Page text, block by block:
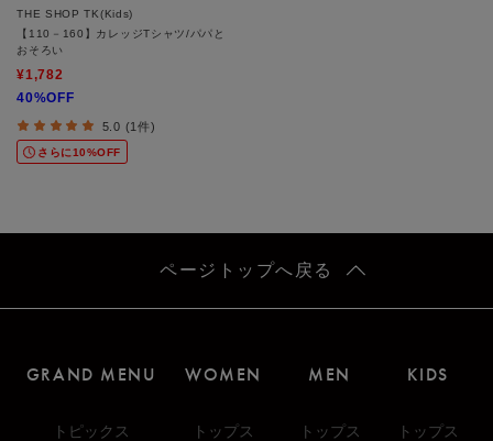
THE SHOP TK(Kids)
【110－160】カレッジTシャツ/パパと
おそろい
¥1,782
40%OFF
5.0 (1件)
さらに10%OFF
ページトップへ戻る
GRAND MENU
トピックス
WOMEN
トップス
MEN
トップス
KIDS
トップス